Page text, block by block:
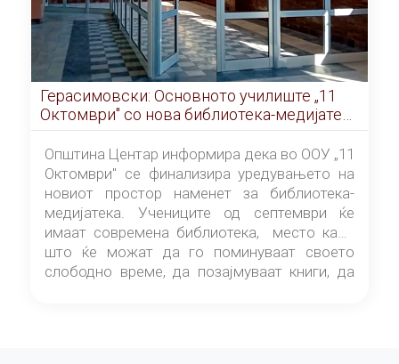
Герасимовски: Основното училиште „11
Октомври" со нова библиотека-медијатека
од септември
Општина Центар информира дека во ООУ „11
Октомври" се финализира уредувањето на
новиот простор наменет за библиотека-
медијатека. Учениците од септември ќе
имаат современа библиотека, место каде
што ќе можат да го поминуваат своето
слободно време, да позајмуваат книги, да